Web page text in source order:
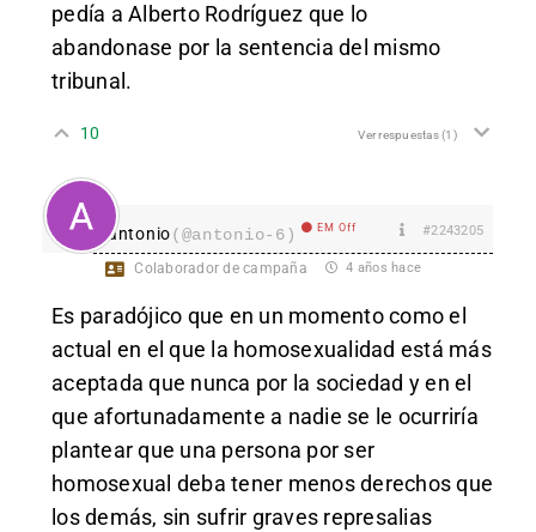
pedía a Alberto Rodríguez que lo
abandonase por la sentencia del mismo
tribunal.
10 Ver respuestas(1)
antonio(@antonio-6) EM Off #2243205
Colaborador de campaña 4 años hace
Es paradójico que en un momento como el
actual en el que la homosexualidad está más
aceptada que nunca por la sociedad y en el
que afortunadamente a nadie se le ocurriría
plantear que una persona por ser
homosexual deba tener menos derechos que
los demás, sin sufrir graves represalias